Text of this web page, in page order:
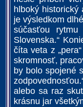
hlboký
je výsledkom
súčasťou
Slovenska.“
číta veta z
skromnosť,
by bolo spojené
alebo sa raz
krásnu jar